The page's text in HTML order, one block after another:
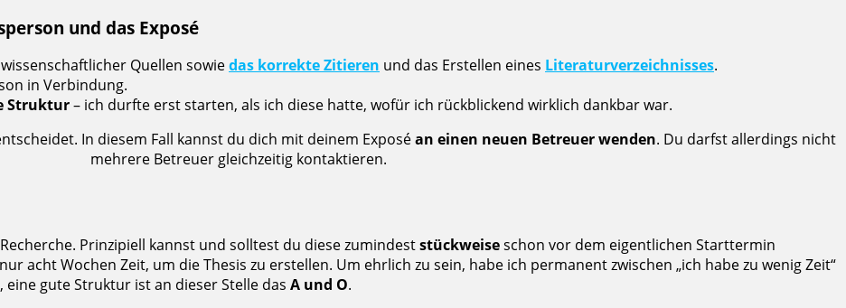
und das Exposé
Quellen sowiedas korrekte Zitieren und das Erstellen eines Literaturverzeichnisses.
in Verbindung.
Struktur– ich durfte erst starten, als ich diese hatte, wofür ich rückblickend wirklich dankbar war.
In diesem Fall kannst du dich mit deinem Exposéan einen neuen Betreuer wenden. Du darfst allerdings nicht
mehrere Betreuer gleichzeitig kontaktieren.
Prinzipiell kannst und solltest du diese zumindeststückweiseschon vor dem eigentlichen Starttermin
acht Wochen Zeit, um die Thesis zu erstellen. Um ehrlich zu sein, habe ich permanent zwischen „ich habe zu wenig Zeit“
eine gute Struktur ist an dieser Stelle das A und O.